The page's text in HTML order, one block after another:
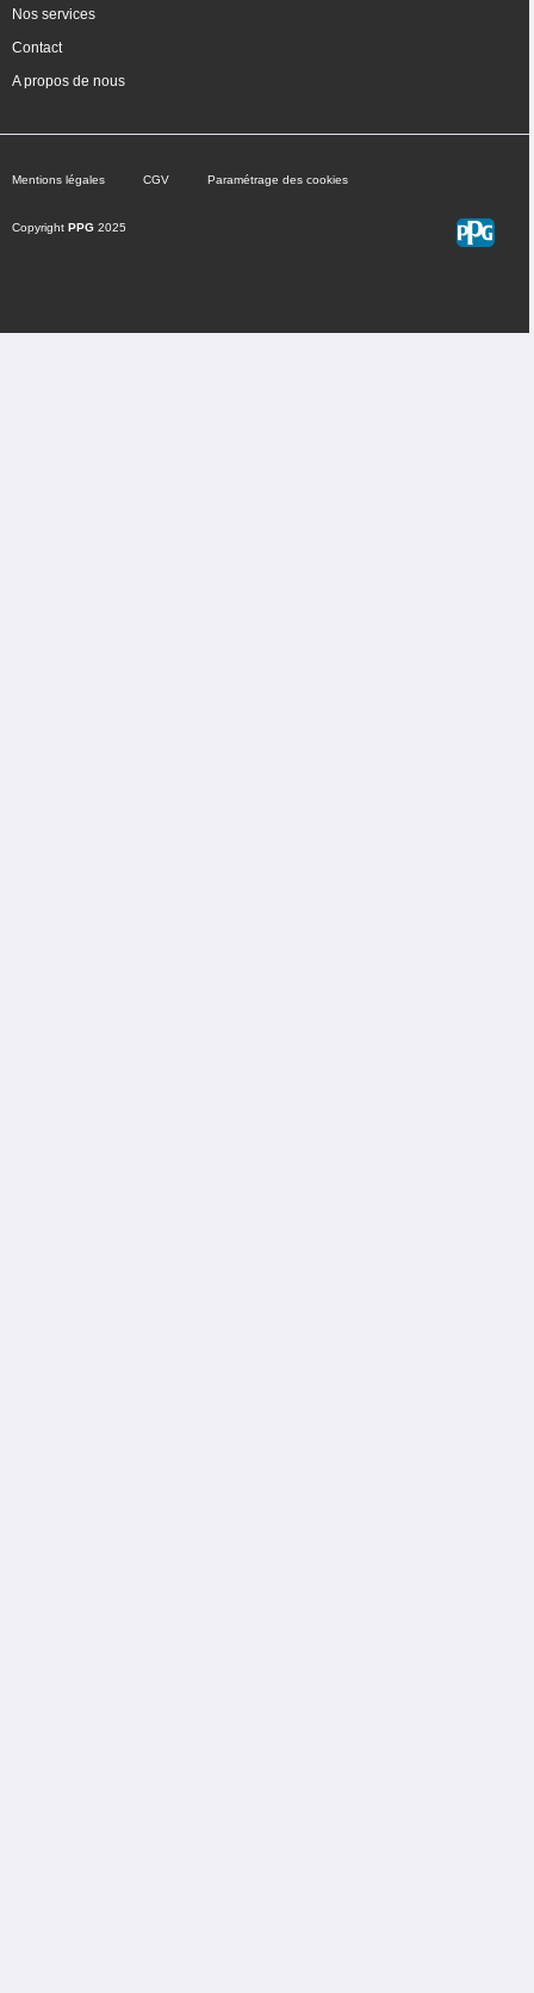
Nos services
Contact
A propos de nous
Mentions légales CGV Paramétrage des cookies
Copyright PPG 2025